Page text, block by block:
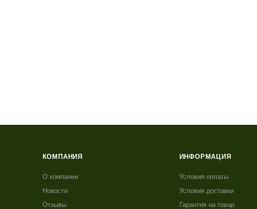
КОМПАНИЯ
О компании
Новости
Отзывы
ИНФОРМАЦИЯ
Условия оплаты
Условия доставки
Гарантия на товар